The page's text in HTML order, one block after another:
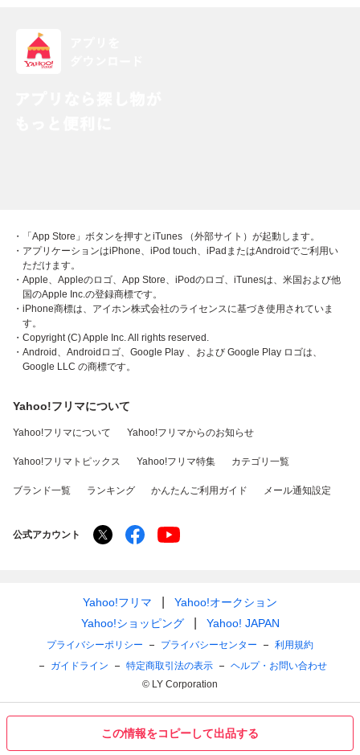
この情報をコピーして出品する
・「App Store」ボタンを押すとiTunes （外部サイト）が起動します。
・アプリケーションはiPhone、iPod touch、iPadまたはAndroidでご利用い
ただけます。
・Apple、Appleのロゴ、App Store、iPodのロゴ、iTunesは、米国および他
国のApple Inc.の登録商標です。
・iPhone商標は、アイホン株式会社のライセンスに基づき使用されていま
す。
・Copyright (C) Apple Inc. All rights reserved.
・Android、Androidロゴ、Google Play 、および Google Play ロゴは、
Google LLC の商標です。
Yahoo!フリマについて
Yahoo!フリマについて Yahoo!フリマからのお知らせ
Yahoo!フリマトピックス Yahoo!フリマ特集 カテゴリ一覧
ブランド一覧 ランキング かんたんご利用ガイド メール通知設定
公式アカウント
Yahoo!フリマ
Yahoo!オークション
Yahoo!ショッピング
Yahoo! JAPAN
プライバシーポリシー プライバシーセンター
利用規約
ガイドライン
特定商取引法の表示
ヘルプ・お問い合わせ
© LY Corporation